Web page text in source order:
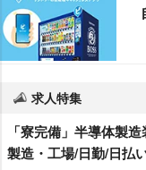
求人特集
「寮完備」半導体製
製造・工場/日勤/日払